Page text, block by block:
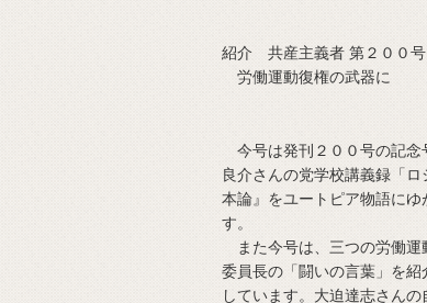
紹介 共産主義者 第２００号
労働運動復権の武器に
今号は発刊２００号の記念
良介さんの党学校講義録「
本論』をユートピア物語に
す。
また今号は、三つの労働運
委員長の「闘いの言葉」を
しています。大迫達志さん